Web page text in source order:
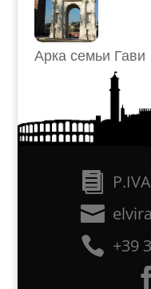
Арка семьи Гави
+39